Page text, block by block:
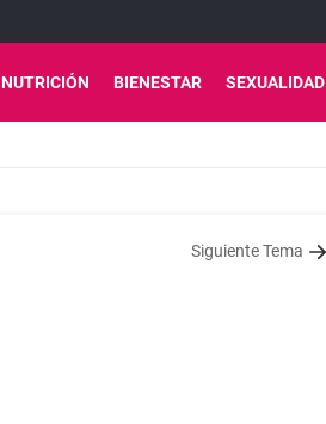
NUTRICIÓN BIENESTAR SEXUALIDAD
Siguiente Tema